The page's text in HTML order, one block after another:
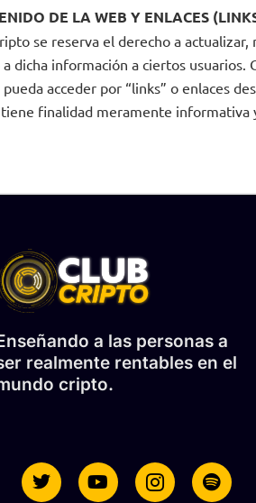
DE LA WEB Y ENLACES
se reserva el derecho a
a dicha información a ciertos
acceder por “links” o enlaces
finalidad meramente informativa
a las personas a
realmente rentables en el
cripto.
w
i
o
u
c
o
p
o